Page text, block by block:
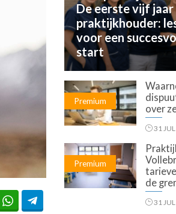
De eerste vijf jaar
praktijkhouder:
voor een
start
Premium
over
31
Premium
de
31